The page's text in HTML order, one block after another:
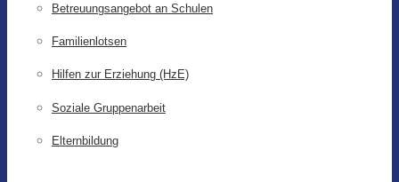
Betreuungsangebot an Schulen
Familienlotsen
Hilfen zur Erziehung (HzE)
Soziale Gruppenarbeit
Elternbildung